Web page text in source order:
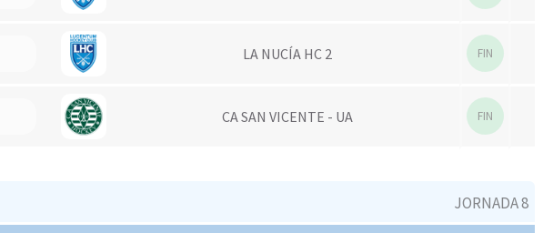
LA NUCÍA HC 2 FIN
CA SAN VICENTE - UA FIN
JORNADA 8